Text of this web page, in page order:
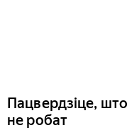
Пацвердзіце,
не робат